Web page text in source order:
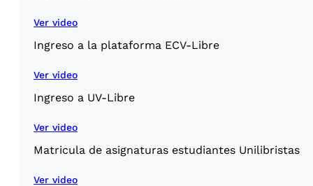
Ver video
Ingreso a la plataforma ECV-Libre
Ver video
Ingreso a UV-Libre
Ver video
Matricula de asignaturas estudiantes Unilibristas
Ver video